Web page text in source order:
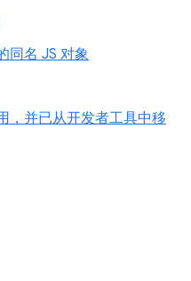
同名 JS 对象
，并已从开发者工具中移